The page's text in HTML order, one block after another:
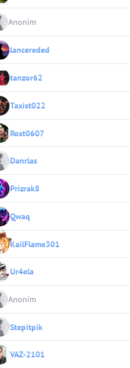
Anonim
lancereded
tanzor62
Taxist022
Rost0607
Danrlas
Prizrak8
Qwaq
KailFlame301
Ur4ela
Anonim
Stepitpik
VAZ-2101